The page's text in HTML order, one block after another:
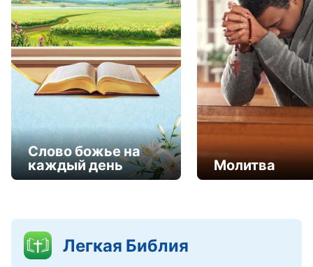
Слово божье на
каждый день
Молитва
Легкая Библия